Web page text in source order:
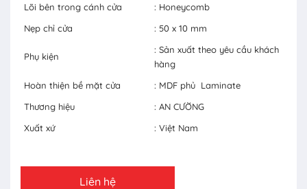
Lõi bên trong cánh cửa
: Honeycomb
Nẹp chỉ cửa
: 50 x 10 mm
Phụ kiện
: Sản xuất theo yêu cầu khách
hàng
Hoàn thiện bề mặt cửa
: MDF phủ Laminate
Thương hiệu
: AN CƯỜNG
Xuất xứ
: Việt Nam
Liên hệ